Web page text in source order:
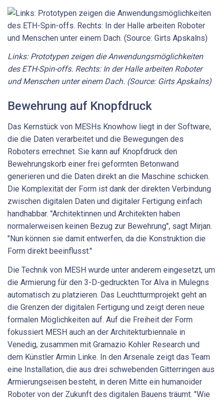
Links: Prototypen zeigen die Anwendungsmöglichkeiten
des ETH-Spin-offs. Rechts: In der Halle arbeiten Roboter
und Menschen unter einem Dach. (Source: Girts Apskalns)
Bewehrung auf Knopfdruck
Das Kernstück von MESHs Knowhow liegt in der Software,
die die Daten verarbeitet und die Bewegungen des
Roboters errechnet. Sie kann auf Knopfdruck den
Bewehrungskorb einer frei geformten Betonwand
generieren und die Daten direkt an die Maschine schicken.
Die Komplexität der Form ist dank der direkten Verbindung
zwischen digitalen Daten und digitaler Fertigung einfach
handhabbar. "Architektinnen und Architekten haben
normalerweisen keinen Bezug zur Bewehrung", sagt Mirjan.
"Nun können sie damit entwerfen, da die Konstruktion die
Form direkt beeinflusst."
Die Technik von MESH wurde unter anderem eingesetzt, um
die Armierung für den 3-D-gedruckten Tor Alva in Mulegns
automatisch zu platzieren. Das Leuchtturmprojekt geht an
die Grenzen der digitalen Fertigung und zeigt deren neue
formalen Möglichkeiten auf. Auf die Freiheit der Form
fokussiert MESH auch an der Architekturbiennale in
Venedig, zusammen mit Gramazio Kohler Research und
dem Künstler Armin Linke. In den Arsenale zeigt das Team
eine Installation, die aus drei schwebenden Gitterringen aus
Armierungseisen besteht, in deren Mitte ein humanoider
Roboter von der Zukunft des digitalen Bauens träumt. "Wie